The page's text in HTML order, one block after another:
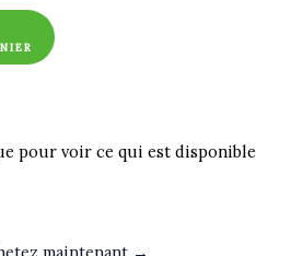
pour voir ce qui est disponible